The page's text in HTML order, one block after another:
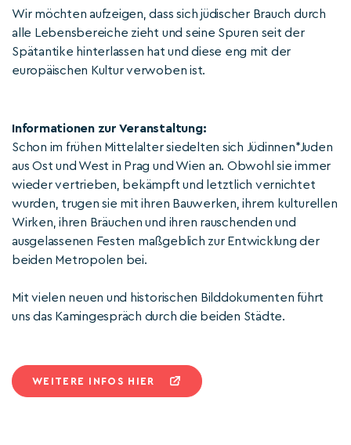
Wir möchten aufzeigen, dass sich jüdischer Brauch durch
alle Lebensbereiche zieht und seine Spuren seit der
Spätantike hinterlassen hat und diese eng mit der
europäischen Kultur verwoben ist.
Informationen zur Veranstaltung:
Schon im frühen Mittelalter siedelten sich Jüdinnen*Juden
aus Ost und West in Prag und Wien an. Obwohl sie immer
wieder vertrieben, bekämpft und letztlich vernichtet
wurden, trugen sie mit ihren Bauwerken, ihrem kulturellen
Wirken, ihren Bräuchen und ihren rauschenden und
ausgelassenen Festen maßgeblich zur Entwicklung der
beiden Metropolen bei.
Mit vielen neuen und historischen Bilddokumenten führt
uns das Kamingespräch durch die beiden Städte.
WEITERE INFOS HIER